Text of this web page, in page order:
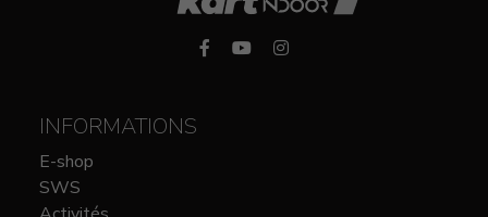
INFORMATIONS
E-shop
SWS